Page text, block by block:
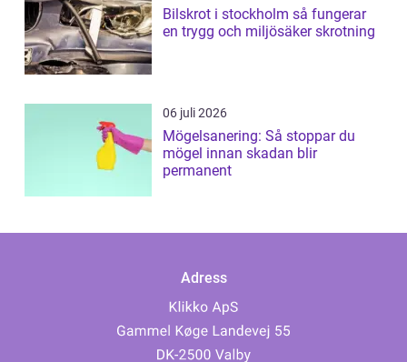
Bilskrot i stockholm så fungerar
en trygg och miljösäker skrotning
06 juli 2026
Mögelsanering: Så stoppar du
mögel innan skadan blir
permanent
Adress